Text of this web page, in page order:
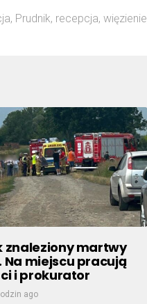
, Prudnik, recepcja, więzienie
znaleziony martwy
Na miejscu pracują
i prokurator
ago